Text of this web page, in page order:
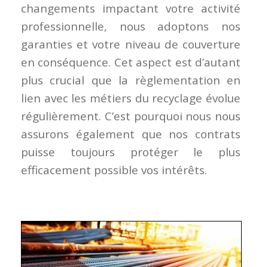
changements impactant votre activité
professionnelle, nous adoptons nos
garanties et votre niveau de couverture
en conséquence. Cet aspect est d’autant
plus crucial que la règlementation en
lien avec les métiers du recyclage évolue
régulièrement. C’est pourquoi nous nous
assurons également que nos contrats
puisse toujours protéger le plus
efficacement possible vos intérêts.